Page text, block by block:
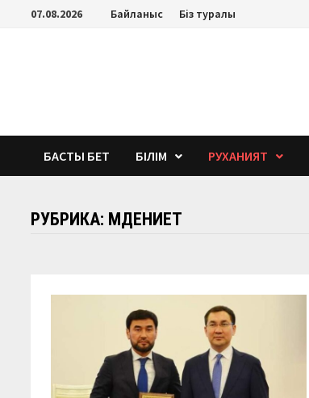
Перейти07.08.2026 Байланыс Біз туралы
БАСТЫ БЕТ БІЛІМ РУХАНИЯТ
РУБРИКА: МӘДЕНИЕТ